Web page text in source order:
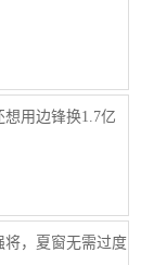
用边锋换1.7亿
将，夏窗无需过度